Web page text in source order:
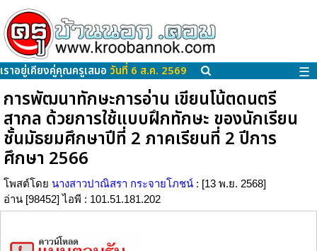
เราอยู่เคียงคู่คุณครูเสมอ วันที่ 6 ส.ค. 2569 ☰
การพัฒนาทักษะการอ่าน เขียนโน้ตดนตรี
สากล ด้วยการใช้แบบฝึกทักษะ ของนักเรียน
ชั้นมัธยมศึกษาปีที่ 2 ภาคเรียนที่ 2 ปีการ
ศึกษา 2566
โพสต์โดย นางสาวปาณิสรา กระจายโภชน์ : [13 พ.ย. 2568]
อ่าน [98452] ไอพี : 101.51.181.202